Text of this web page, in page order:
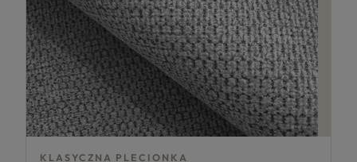
KLASYCZNA PLECIONKA